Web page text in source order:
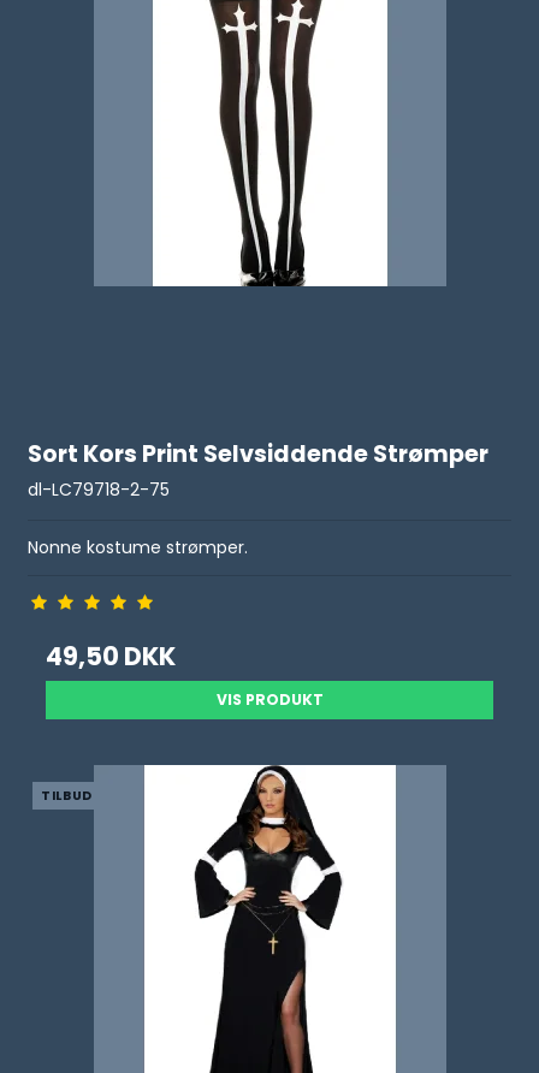
Sort Kors Print Selvsiddende Strømper
dl-LC79718-2-75
Nonne kostume strømper.
49,50 DKK
VIS PRODUKT
TILBUD